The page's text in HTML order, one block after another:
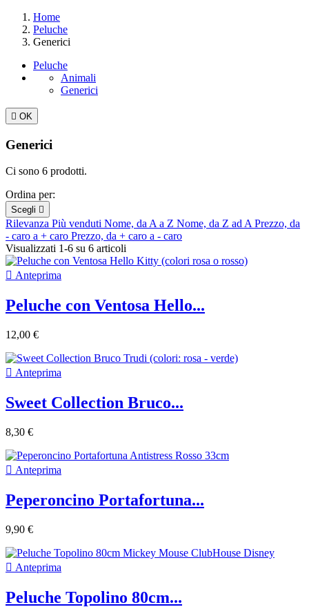
Home
Peluche
Generici
Peluche
Animali
Generici
 OK
Generici
Ci sono 6 prodotti.
Ordina per:
Scegli 
Rilevanza Più venduti Nome, da A a Z Nome, da Z ad APrezzo, da
- caro a + caro Prezzo, da + caro a - caro
Visualizzati 1-6 su 6 articoli
 Anteprima
Peluche con Ventosa Hello...
12,00 €
 Anteprima
Sweet Collection Bruco...
8,30 €
 Anteprima
Peperoncino Portafortuna...
9,90 €
 Anteprima
Peluche Topolino 80cm...